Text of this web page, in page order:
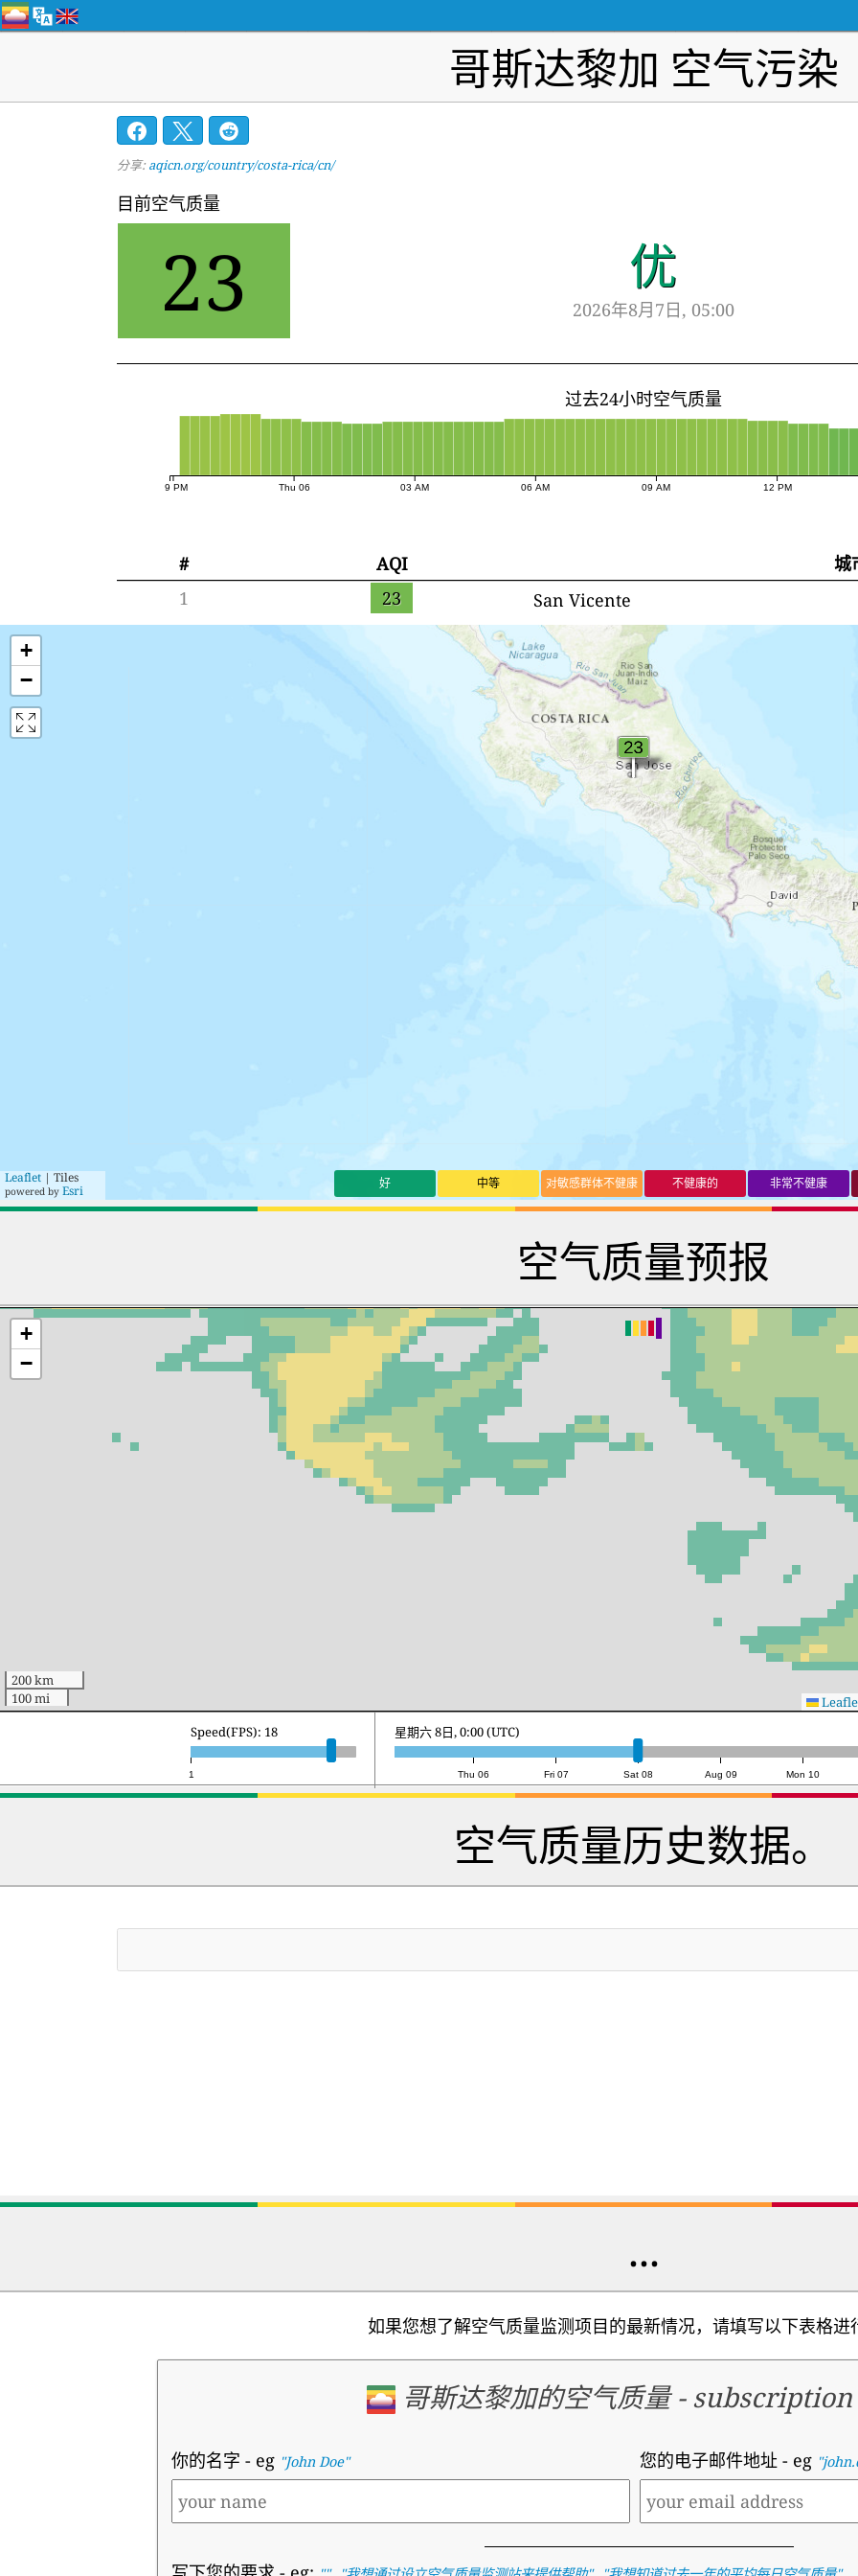
哥斯达黎加 空气污染
分享: aqicn.org/country/costa-rica/cn/
目前空气质量
23 优
2026年8月7日, 05:00
过去24小时空气质量
09 PM Thu 06 03 AM 06 AM 09 AM 12 PM
# AQI
城
1
23 San Vicente
+
−
Leaflet | Tiles
powered by Esri 好 中等 对敏感群体不健康 不健康的 非常不健康
空气质量预报
+
−
200 km
100 mi
1
Speed(FPS): 18
Thu 06 Fri 07 Sat 08 Aug 09 Mon 10
星期六 8日, 21:00 (UTC)
空气质量历史数据。
...
如果您想了解空气质量监测项目的最新情况，请填写以下表格进
哥斯达黎加的空气质量-
你的名字 - eg "John Doe" 您的电子邮件地址 - eg